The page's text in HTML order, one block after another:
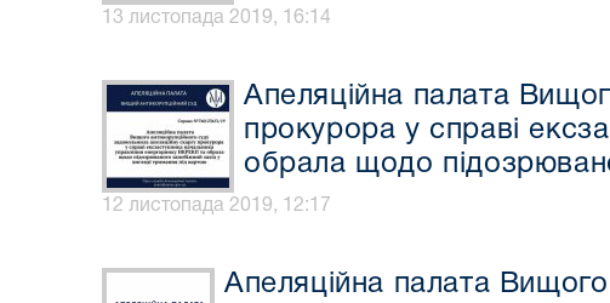
13 листопада 2019, 16:14
Апеляційна палата
прокурора у справі
обрала щодо
12 листопада 2019, 12:17
Апеляційна палата